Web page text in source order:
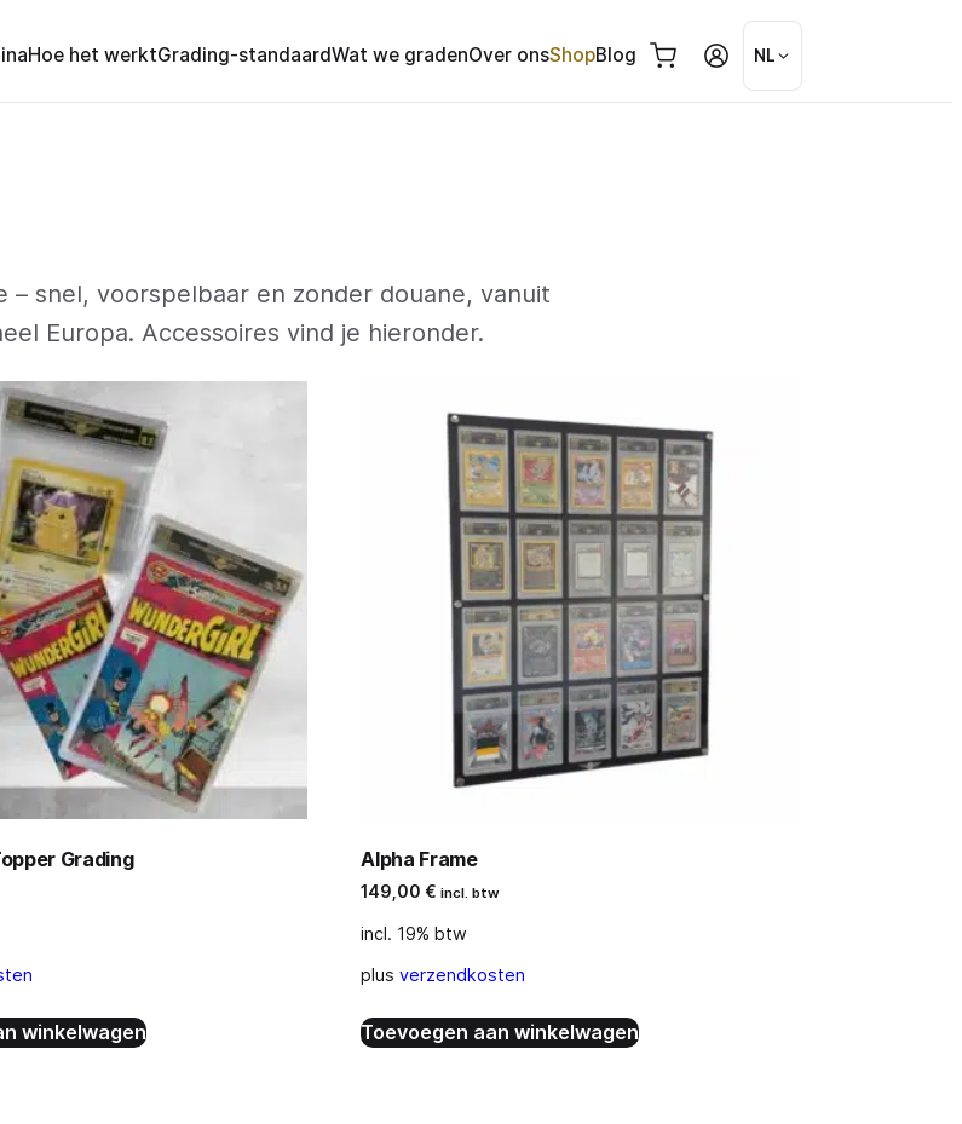
Hoe het werktGrading-standaardWat we gradenOver onsShopBlog NL
– snel, voorspelbaar en zonder douane, vanuit
Europa. Accessoires vind je hieronder.
Grading
winkelwagen
Alpha Frame
149,00 € incl. btw
incl. 19% btw
plusverzendkosten
Toevoegen aan winkelwagen